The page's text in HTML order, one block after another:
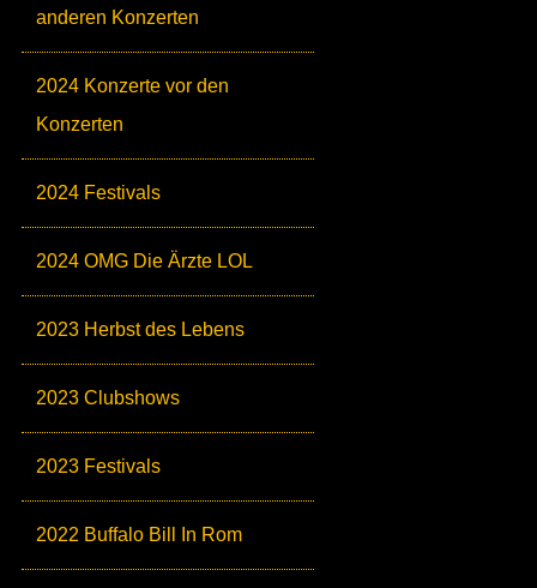
anderen Konzerten
2024 Konzerte vor den
Konzerten
2024 Festivals
2024 OMG Die Ärzte LOL
2023 Herbst des Lebens
2023 Clubshows
2023 Festivals
2022 Buffalo Bill In Rom